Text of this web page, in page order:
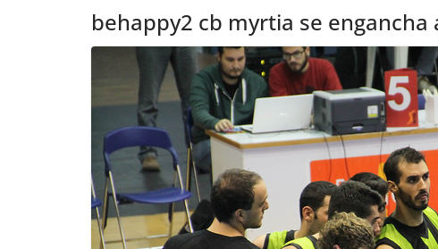
behappy2 cb myrtia se engancha